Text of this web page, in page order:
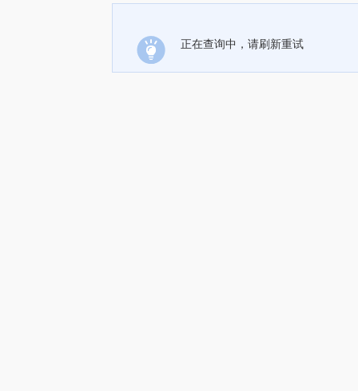
正在查询中，请刷新重试